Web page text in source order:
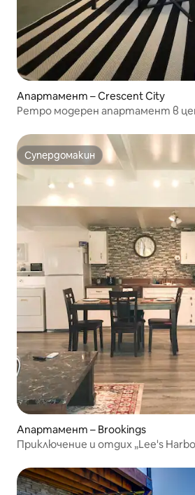
Апартамент – Crescent City
Ретро модерен апартамент в
Супердомакин
Супердомакин
Апартамент – Brookings
Приключение и отдих „Lee's